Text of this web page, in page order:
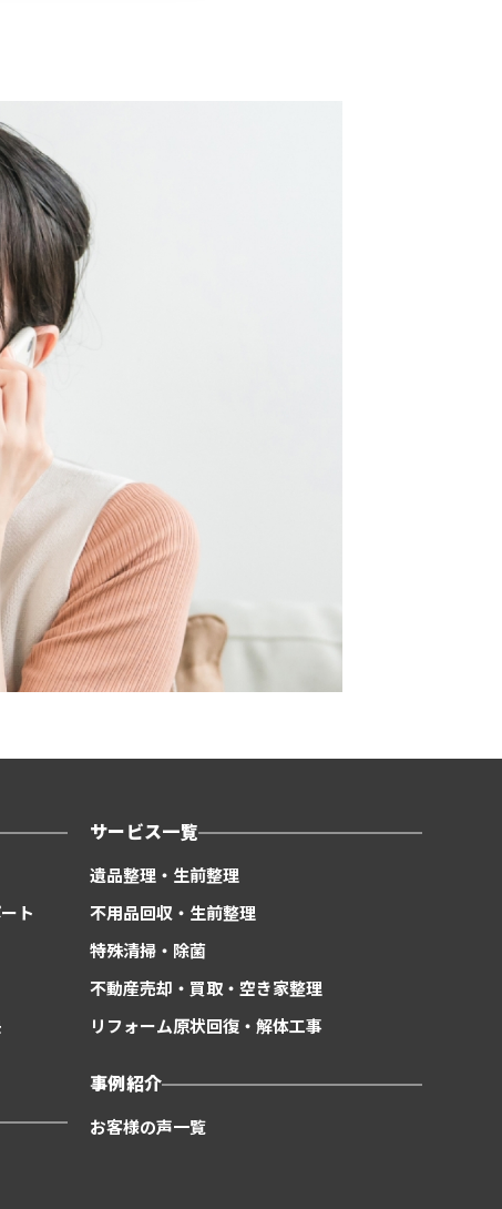
ト
サービス一覧
遺品整理・生前整理
不用品回収・生前整理
特殊清掃・除菌
不動産売却・買取・空き家整理
リフォーム原状回復・解体工事
事例紹介
お客様の声一覧